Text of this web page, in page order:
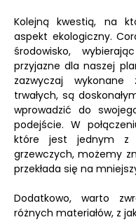
Kolejną kwestią, na
aspekt ekologiczny.
środowisko,
przyjazne dla naszej
zazwyczaj
trwałych, są
wprowadzić do
podejście. W
które jest jednym z
grzewczych, możemy
przekłada się na
Dodatkowo, warto
różnych materiałów, z